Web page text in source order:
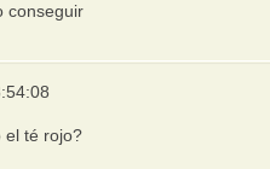
conseguir
el té rojo?